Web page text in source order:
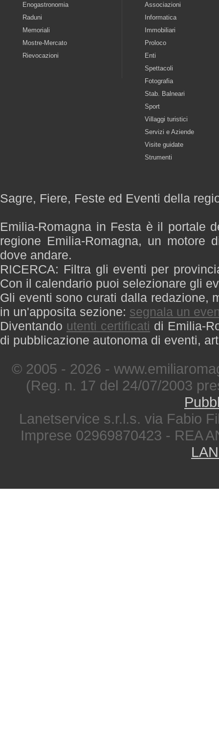
Enogastronomia
Raduni
Memoriali
Mostre-Mercato
Rievocazioni
Associazioni
Informatica
Immobiliari
Proloco
Enti
Spettacoli
Fotografia
Stab. Balneari
Sport
Villaggi turistici
Servizi e Aziende
Visite guidate
Strumenti
Sagre, Fiere, Feste ed Eventi della
Emilia-Romagna in Festa è il portale
regione Emilia-Romagna, un motore
dove andare.
RICERCA: Filtra gli eventi per
Con il calendario puoi selezionare gli
Gli eventi sono curati dalla redazione,
in un'apposita sezione: segnala un
Diventando utenti certificati di Emilia-
di pubblicazione autonoma di eventi,
© 2005 - 2026 -
(Reg. n. 17 del 24/07/2003
Lanetservice s.r.l.s. via Fabio
Imprese 02969870423 - REA